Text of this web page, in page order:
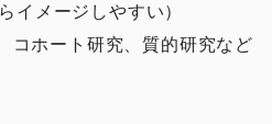
イメージしやすい）
コホート研究、質的研究など